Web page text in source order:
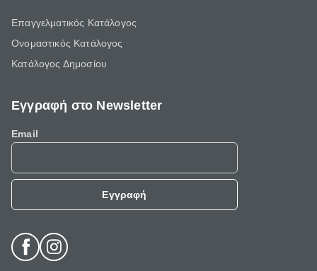
Επαγγελματικός Κατάλογος
Ονομαστικός Κατάλογος
Κατάλογος Δημοσίου
Εγγραφή στο Newsletter
Email
Εγγραφή